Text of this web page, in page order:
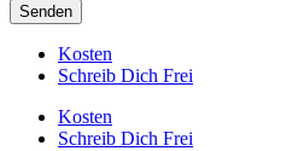
Senden
Kosten
Schreib Dich Frei
Kosten
Schreib Dich Frei